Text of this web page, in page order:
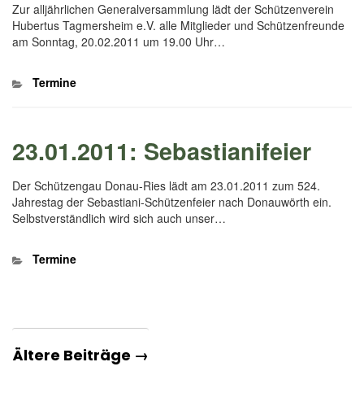
Zur alljährlichen Generalversammlung lädt der Schützenverein
Hubertus Tagmersheim e.V. alle Mitglieder und Schützenfreunde
am Sonntag, 20.02.2011 um 19.00 Uhr…
Kategorien
Termine
23.01.2011: Sebastianifeier
Der Schützengau Donau-Ries lädt am 23.01.2011 zum 524.
Jahrestag der Sebastiani-Schützenfeier nach Donauwörth ein.
Selbstverständlich wird sich auch unser…
Kategorien
Termine
Ältere Beiträge →